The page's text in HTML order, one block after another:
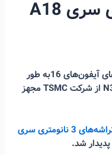
تراشه‌های 3 نانومتری سری A18
برخلاف سنت چند ساله اپل، تمام مدل‌های آیفون‌های 16به طور
یکسان به پردازنده A18 سه نانومتری N3E از شرکت TSMC مجهز
تمام مدل‌های آیفون 16 احتمالاً تراشه‌های 3 نانومتری سری
پدیدار شد.